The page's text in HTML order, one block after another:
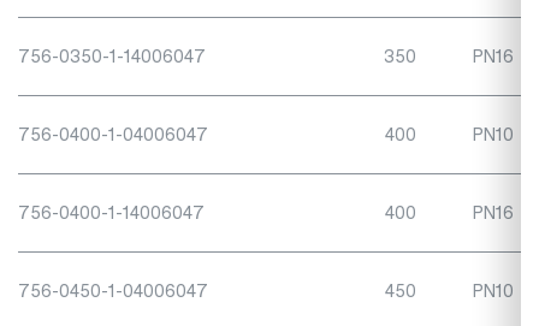
756-0350-1-14006047 350 PN16
756-0400-1-04006047 400 PN10
756-0400-1-14006047 400 PN16
756-0450-1-04006047 450 PN10